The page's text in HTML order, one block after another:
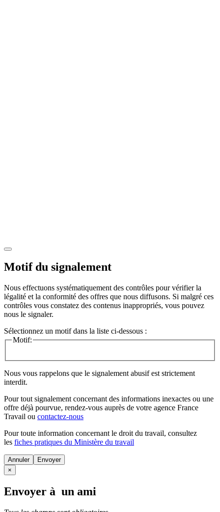
Motif du signalement
Nous effectuons systématiquement des contrôles pour vérifier la
légalité et la conformité des offres que nous diffusons. Si malgré ces
contrôles vous constatez des contenus inappropriés, vous pouvez
nous le signaler.
Sélectionnez un motif dans la liste ci-dessous :
Motif:
Nous vous rappelons que le signalement abusif est strictement
interdit.
Pour tout signalement concernant des informations inexactes ou une
offre déjà pourvue, rendez-vous auprès de votre agence France
Travail ou contactez-nous
Pour toute information concernant le droit du travail, consultez
les fiches pratiques du Ministère du travail
Annuler
×
Envoyer à un ami